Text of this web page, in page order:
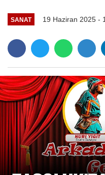
SANAT 19 Haziran 2025 -